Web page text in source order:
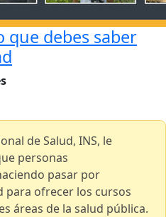
que debes saber
de Salud, INS, le
personas
pasar por
para ofrecer los cursos
áreas de la salud pública.